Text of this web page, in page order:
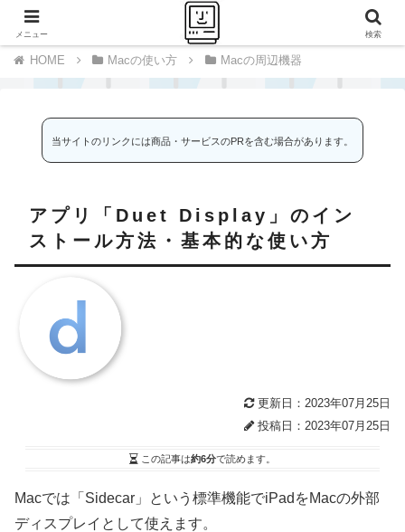
千里の道も一歩から
Macの使い方 Macの周辺機器
当サイトのリンクには商品・サービスのPRを含む場合があります。
アプリ「Duet Display」のイン
ストール方法・基本的な使い方
更新日：2023年07月25日
投稿日：2023年07月25日
この記事は約6分で読めます。
Macでは「Sidecar」という標準機能でiPadをMacの外部
ディスプレイとして使えます。
メニュー 検索